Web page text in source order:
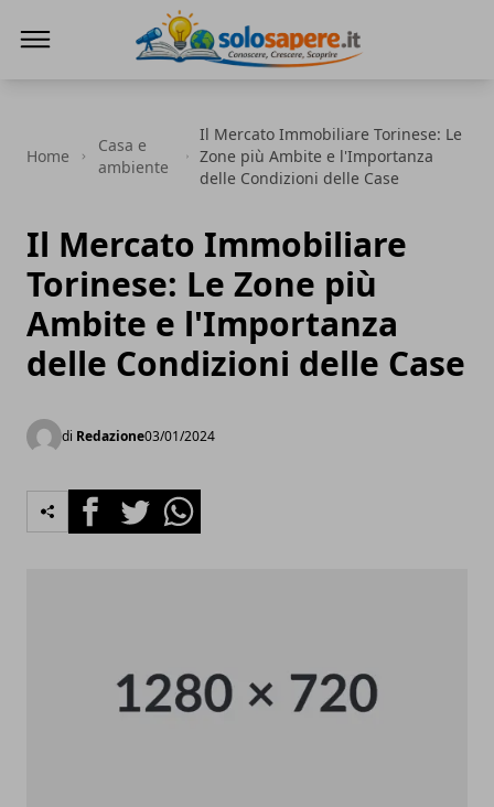
Home
Casa e
ambiente
Il Mercato Immobiliare Torinese: Le
Zone più Ambite e l'Importanza
delle Condizioni delle Case
Il Mercato Immobiliare
Torinese: Le Zone più
Ambite e l'Importanza
delle Condizioni delle Case
di Redazione03/01/2024
FacebookTwitterWhatsapp